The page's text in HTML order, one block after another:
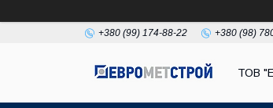
+380 (99) 174-88-22 +380 (98)
ТОВ